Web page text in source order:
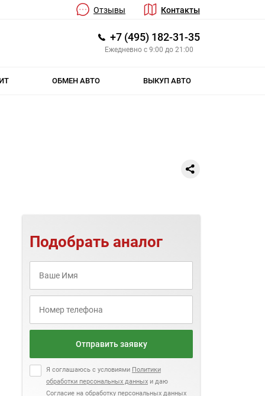
Отзывы Контакты
+7 (495) 182-31-35
Ежедневно с 9:00 до 21:00
ОБМЕН АВТО ВЫКУП АВТО
Подобрать аналог
Отправить заявку
Я соглашаюсь с условиями Политики
обработки персональных данных и даю
Согласие на обработку персональных данных